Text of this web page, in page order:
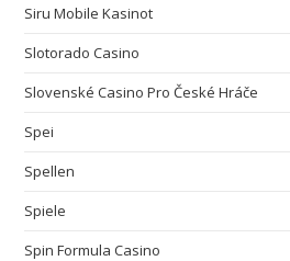
Siru Mobile Kasinot
Slotorado Casino
Slovenské Casino Pro České Hráče
Spei
Spellen
Spiele
Spin Formula Casino